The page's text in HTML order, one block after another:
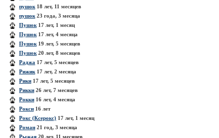
пушок 18 лет, 11 месяцев
пушок 23 года, 3 месяца
Пушок 17 лет, 1 месяц
Пушок 17 лет, 4 месяца
Пушок 19 лет, 5 месяцев
Пушок 20 лет, 8 месяцев
Раджа 17 лет, 5 месяцев
Рижик 17 лет, 2 месяца
Рики 17 лет, 5 месяцев
Рикки 26 лет, 7 месяцев
Рокки 16 лет, 4 месяца
Рокси 16 лет
Рокс (Ксерокс) 17 лет, 1 месяц
Роман 21 год, 3 месяца
Рыжая 20 лет, 11 месяцев